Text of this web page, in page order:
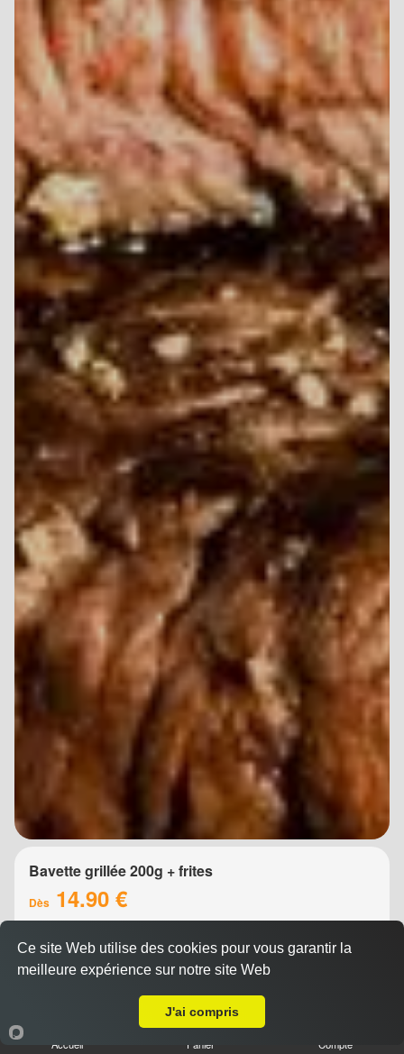
Bavette grillée 200g + frites
Dès 14.90 €
Accueil Panier Compte
Ce site Web utilise des cookies pour vous garantir la
meilleure expérience sur notre site Web
J'ai compris